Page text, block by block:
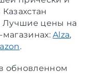
Лучшие цены на
Alza,
.
обновленном